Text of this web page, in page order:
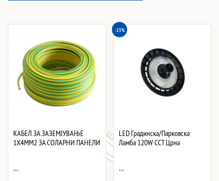
КАБЕЛ ЗА ЗАЗЕМЈУВАЊЕ
1X4MM2 ЗА СОЛАРНИ ПАНЕЛИ
…
-23%
LED Градинска/Парковска
Ламба 120W CCT Црна
…